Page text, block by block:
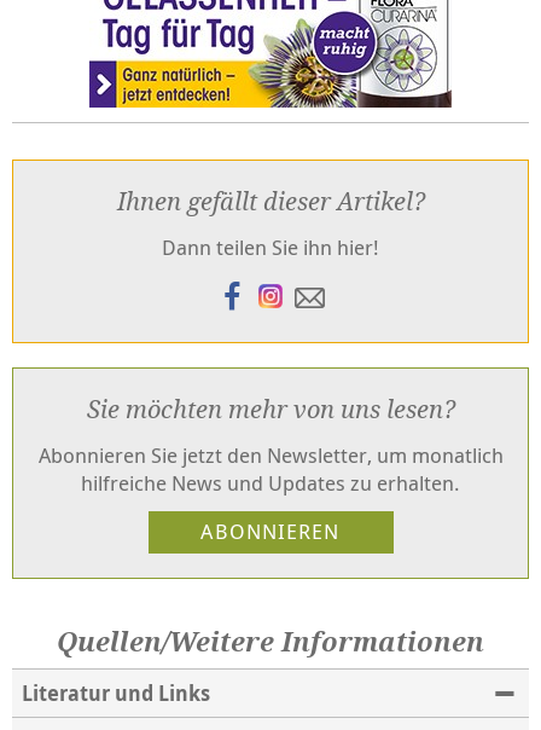
Ihnen gefällt dieser Artikel?
Dann teilen Sie ihn hier!
Sie möchten mehr von uns lesen?
Abonnieren Sie jetzt den Newsletter, um monatlich
hilfreiche News und Updates zu erhalten.
Quellen/Weitere Informationen
Literatur und Links